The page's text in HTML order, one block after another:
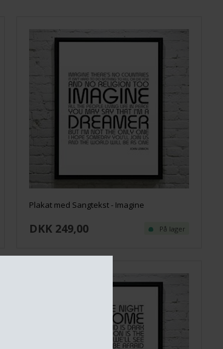
Plakat med Sangtekst - Imagine
DKK 249,00 På lager